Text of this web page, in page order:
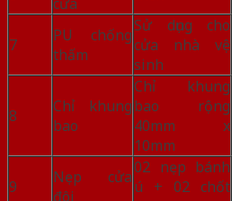
7
PU chống
thấm
Sử dụng cho
cửa nhà vệ
sinh
8
Chỉ khung
bao
Chỉ khung
bao rộng
40mm x
10mm
9
Nẹp cửa
đôi
02 nẹp bánh
ú + 02 chốt